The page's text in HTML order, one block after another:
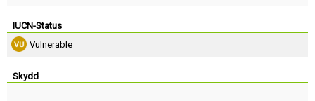
IUCN-Status
Vulnerable
Skydd